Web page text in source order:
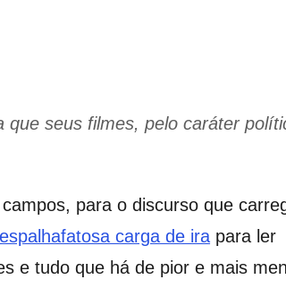
seus filmes, pelo caráter
para o discurso que
espalhafatosa carga de ira para ler
e tudo que há de pior e mais